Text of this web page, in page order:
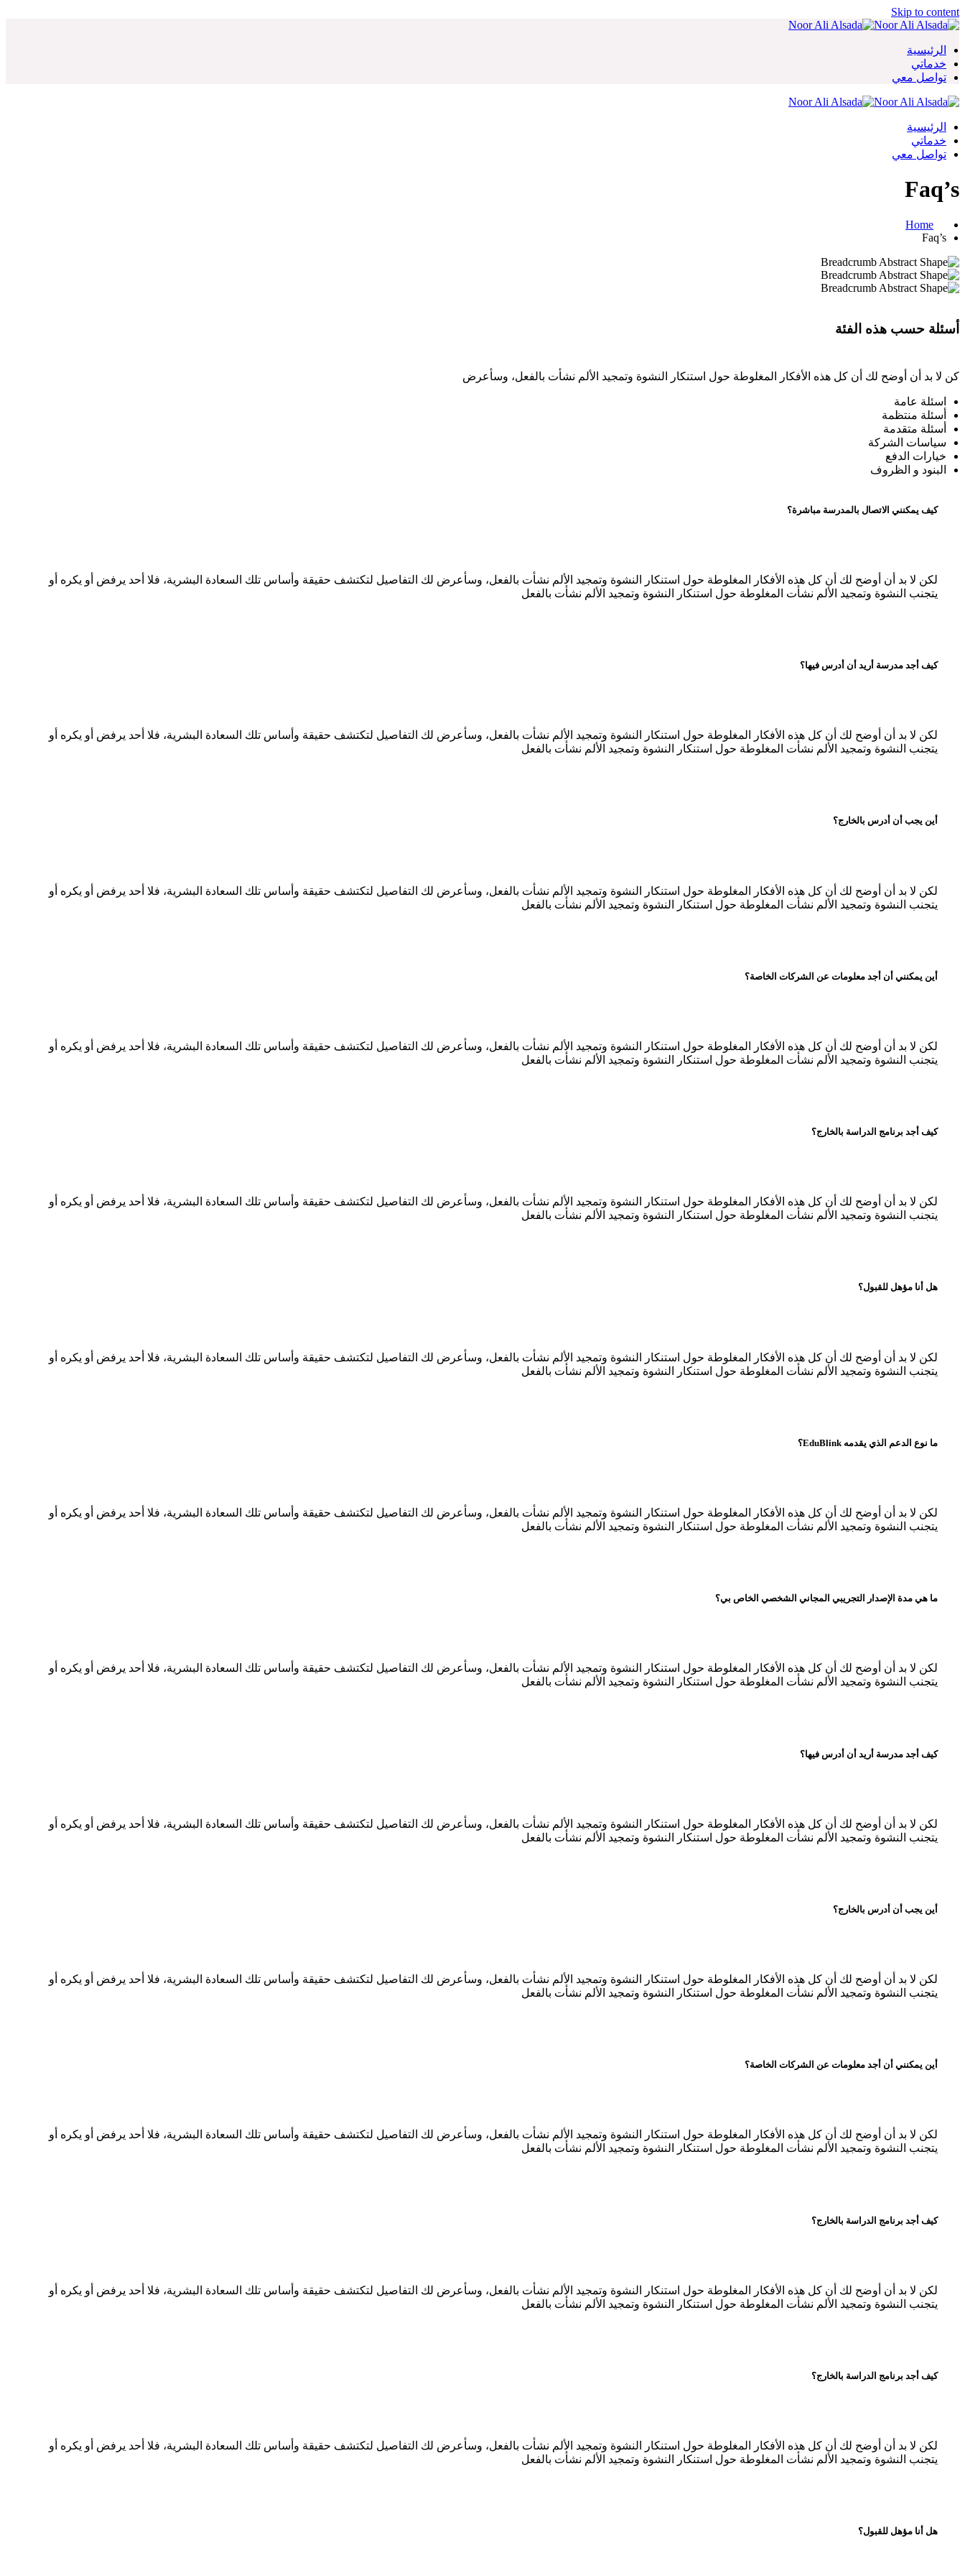
Skip to content
الرئيسية
خدماتي
تواصل معي
الرئيسية
خدماتي
تواصل معي
Faq’s
Home
Faq’s
أسئلة حسب هذه الفئة
كن لا بد أن أوضح لك أن كل هذه الأفكار المغلوطة حول استنكار النشوة وتمجيد الألم نشأت بالفعل، وسأعرض
اسئلة عامة
أسئلة منتظمة
أسئلة متقدمة
سياسات الشركة
خيارات الدفع
البنود و الظروف
كيف يمكنني الاتصال بالمدرسة مباشرة؟
لكن لا بد أن أوضح لك أن كل هذه الأفكار المغلوطة حول استنكار النشوة وتمجيد الألم نشأت بالفعل، وسأعرض لك التفاصيل لتكتشف حقيقة وأساس تلك السعادة البشرية، فلا أحد يرفض أو يكره أو
يتجنب النشوة وتمجيد الألم نشأت المغلوطة حول استنكار النشوة وتمجيد الألم نشأت بالفعل
كيف أجد مدرسة أريد أن أدرس فيها؟
لكن لا بد أن أوضح لك أن كل هذه الأفكار المغلوطة حول استنكار النشوة وتمجيد الألم نشأت بالفعل، وسأعرض لك التفاصيل لتكتشف حقيقة وأساس تلك السعادة البشرية، فلا أحد يرفض أو يكره أو
يتجنب النشوة وتمجيد الألم نشأت المغلوطة حول استنكار النشوة وتمجيد الألم نشأت بالفعل
أين يجب أن أدرس بالخارج؟
لكن لا بد أن أوضح لك أن كل هذه الأفكار المغلوطة حول استنكار النشوة وتمجيد الألم نشأت بالفعل، وسأعرض لك التفاصيل لتكتشف حقيقة وأساس تلك السعادة البشرية، فلا أحد يرفض أو يكره أو
يتجنب النشوة وتمجيد الألم نشأت المغلوطة حول استنكار النشوة وتمجيد الألم نشأت بالفعل
أين يمكنني أن أجد معلومات عن الشركات الخاصة؟
لكن لا بد أن أوضح لك أن كل هذه الأفكار المغلوطة حول استنكار النشوة وتمجيد الألم نشأت بالفعل، وسأعرض لك التفاصيل لتكتشف حقيقة وأساس تلك السعادة البشرية، فلا أحد يرفض أو يكره أو
يتجنب النشوة وتمجيد الألم نشأت المغلوطة حول استنكار النشوة وتمجيد الألم نشأت بالفعل
كيف أجد برنامج الدراسة بالخارج؟
لكن لا بد أن أوضح لك أن كل هذه الأفكار المغلوطة حول استنكار النشوة وتمجيد الألم نشأت بالفعل، وسأعرض لك التفاصيل لتكتشف حقيقة وأساس تلك السعادة البشرية، فلا أحد يرفض أو يكره أو
يتجنب النشوة وتمجيد الألم نشأت المغلوطة حول استنكار النشوة وتمجيد الألم نشأت بالفعل
هل أنا مؤهل للقبول؟
لكن لا بد أن أوضح لك أن كل هذه الأفكار المغلوطة حول استنكار النشوة وتمجيد الألم نشأت بالفعل، وسأعرض لك التفاصيل لتكتشف حقيقة وأساس تلك السعادة البشرية، فلا أحد يرفض أو يكره أو
يتجنب النشوة وتمجيد الألم نشأت المغلوطة حول استنكار النشوة وتمجيد الألم نشأت بالفعل
ما نوع الدعم الذي يقدمه EduBlink؟
لكن لا بد أن أوضح لك أن كل هذه الأفكار المغلوطة حول استنكار النشوة وتمجيد الألم نشأت بالفعل، وسأعرض لك التفاصيل لتكتشف حقيقة وأساس تلك السعادة البشرية، فلا أحد يرفض أو يكره أو
يتجنب النشوة وتمجيد الألم نشأت المغلوطة حول استنكار النشوة وتمجيد الألم نشأت بالفعل
ما هي مدة الإصدار التجريبي المجاني الشخصي الخاص بي؟
لكن لا بد أن أوضح لك أن كل هذه الأفكار المغلوطة حول استنكار النشوة وتمجيد الألم نشأت بالفعل، وسأعرض لك التفاصيل لتكتشف حقيقة وأساس تلك السعادة البشرية، فلا أحد يرفض أو يكره أو
يتجنب النشوة وتمجيد الألم نشأت المغلوطة حول استنكار النشوة وتمجيد الألم نشأت بالفعل
كيف أجد مدرسة أريد أن أدرس فيها؟
لكن لا بد أن أوضح لك أن كل هذه الأفكار المغلوطة حول استنكار النشوة وتمجيد الألم نشأت بالفعل، وسأعرض لك التفاصيل لتكتشف حقيقة وأساس تلك السعادة البشرية، فلا أحد يرفض أو يكره أو
يتجنب النشوة وتمجيد الألم نشأت المغلوطة حول استنكار النشوة وتمجيد الألم نشأت بالفعل
أين يجب أن أدرس بالخارج؟
لكن لا بد أن أوضح لك أن كل هذه الأفكار المغلوطة حول استنكار النشوة وتمجيد الألم نشأت بالفعل، وسأعرض لك التفاصيل لتكتشف حقيقة وأساس تلك السعادة البشرية، فلا أحد يرفض أو يكره أو
يتجنب النشوة وتمجيد الألم نشأت المغلوطة حول استنكار النشوة وتمجيد الألم نشأت بالفعل
أين يمكنني أن أجد معلومات عن الشركات الخاصة؟
لكن لا بد أن أوضح لك أن كل هذه الأفكار المغلوطة حول استنكار النشوة وتمجيد الألم نشأت بالفعل، وسأعرض لك التفاصيل لتكتشف حقيقة وأساس تلك السعادة البشرية، فلا أحد يرفض أو يكره أو
يتجنب النشوة وتمجيد الألم نشأت المغلوطة حول استنكار النشوة وتمجيد الألم نشأت بالفعل
كيف أجد برنامج الدراسة بالخارج؟
لكن لا بد أن أوضح لك أن كل هذه الأفكار المغلوطة حول استنكار النشوة وتمجيد الألم نشأت بالفعل، وسأعرض لك التفاصيل لتكتشف حقيقة وأساس تلك السعادة البشرية، فلا أحد يرفض أو يكره أو
يتجنب النشوة وتمجيد الألم نشأت المغلوطة حول استنكار النشوة وتمجيد الألم نشأت بالفعل
كيف أجد برنامج الدراسة بالخارج؟
لكن لا بد أن أوضح لك أن كل هذه الأفكار المغلوطة حول استنكار النشوة وتمجيد الألم نشأت بالفعل، وسأعرض لك التفاصيل لتكتشف حقيقة وأساس تلك السعادة البشرية، فلا أحد يرفض أو يكره أو
يتجنب النشوة وتمجيد الألم نشأت المغلوطة حول استنكار النشوة وتمجيد الألم نشأت بالفعل
هل أنا مؤهل للقبول؟